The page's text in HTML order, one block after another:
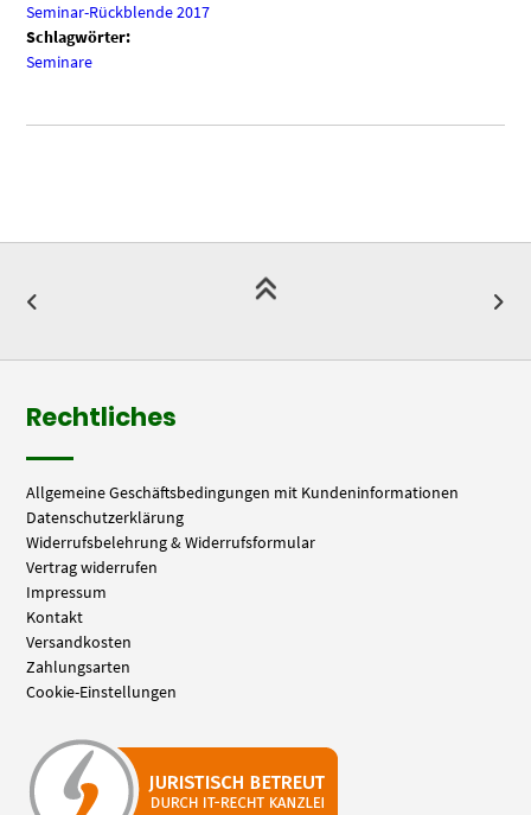
Seminar-Rückblende 2017
Schlagwörter:
Seminare
Rechtliches
Allgemeine Geschäftsbedingungen mit Kundeninformationen
Datenschutzerklärung
Widerrufsbelehrung & Widerrufsformular
Vertrag widerrufen
Impressum
Kontakt
Versandkosten
Zahlungsarten
Cookie-Einstellungen